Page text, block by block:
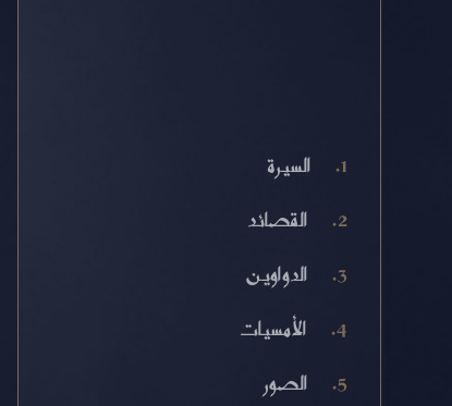
السيرة
القصائد
الدواوين
الأمسيات
الصور